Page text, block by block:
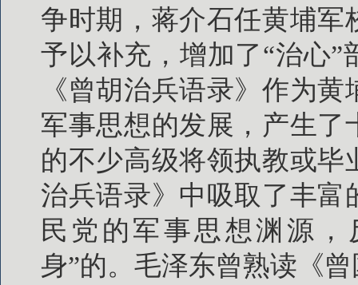
争时期，蒋介石任黄埔
予以补充，增加了“治心
《曾胡治兵语录》作为
军事思想的发展，产生
的不少高级将领执教或
治兵语录》中吸取了丰
民党的军事思想渊源
身”的。毛泽东曾熟读《